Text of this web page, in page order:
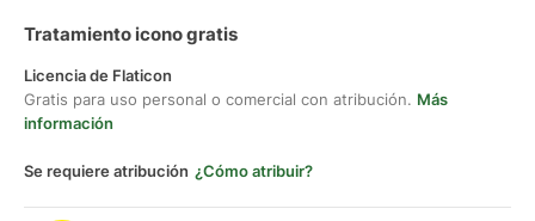
Tratamiento icono gratis
Licencia de Flaticon
Gratis para uso personal o comercial con atribución. Más
información
Se requiere atribución ¿Cómo atribuir?